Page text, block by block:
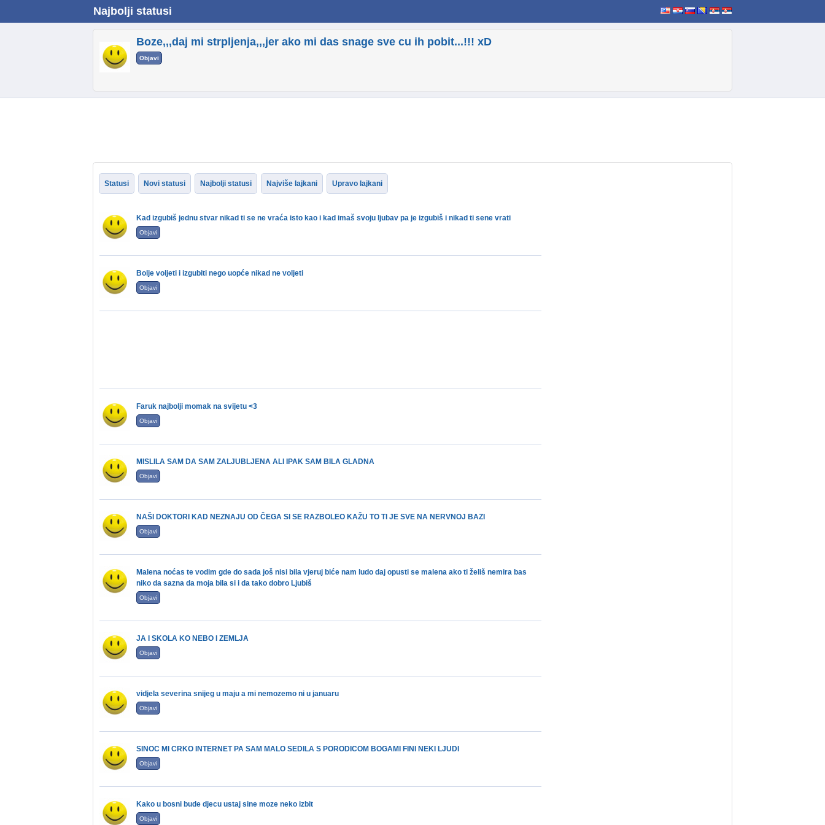
Najbolji statusi
Boze,,,daj mi strpljenja,,,jer ako mi das snage sve cu ih pobit...!!! xD
Objavi
Statusi Novi statusi Najbolji statusi Najviše lajkani Upravo lajkani
Kad izgubiš jednu stvar nikad ti se ne vraća isto kao i kad imaš svoju ljubav pa je izgubiš i nikad ti sene vrati
Objavi
Bolje voljeti i izgubiti nego uopće nikad ne voljeti
Objavi
Faruk najbolji momak na svijetu <3
Objavi
MISLILA SAM DA SAM ZALJUBLJENA ALI IPAK SAM BILA GLADNA
Objavi
NAŠI DOKTORI KAD NEZNAJU OD ČEGA SI SE RAZBOLEO KAŽU TO TI JE SVE NA NERVNOJ BAZI
Objavi
Malena noćas te vodim gde do sada još nisi bila vjeruj biće nam ludo daj opusti se malena ako ti želiš nemira bas
niko da sazna da moja bila si i da tako dobro Ljubiš
Objavi
JA I SKOLA KO NEBO I ZEMLJA
Objavi
vidjela severina snijeg u maju a mi nemozemo ni u januaru
Objavi
SINOC MI CRKO INTERNET PA SAM MALO SEDILA S PORODICOM BOGAMI FINI NEKI LJUDI
Objavi
Kako u bosni bude djecu ustaj sine moze neko izbit
Objavi